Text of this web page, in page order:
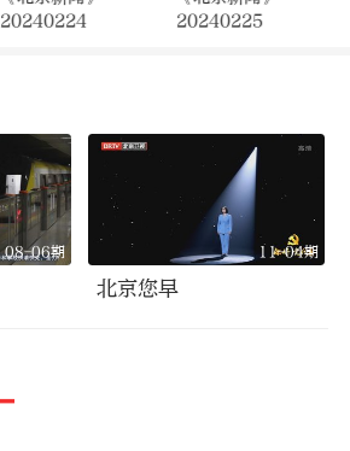
20240224
20240225
08-06期 11-04期
北京您早